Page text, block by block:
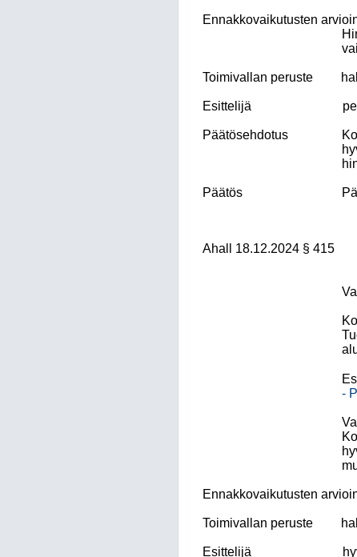
Ennakkovaikutusten
Toimivallan peruste
Esittelijä
Päätösehdotus
Päätös
Ahall 18.12.2024 § 415
-
Ennakkovaikutusten
Toimivallan peruste
Esittelijä